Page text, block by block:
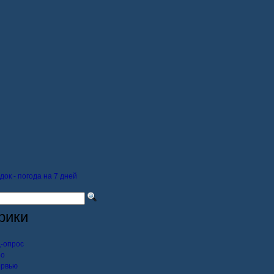
- погода на 7 дней
опрос